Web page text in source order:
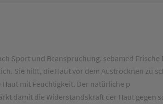
Sport und Beanspruchung. sebamed
Sie hilft, die Haut vor dem Austrocknen zu
mit Feuchtigkeit. Der natürliche p
damit die Widerstandskraft der Haut gegen